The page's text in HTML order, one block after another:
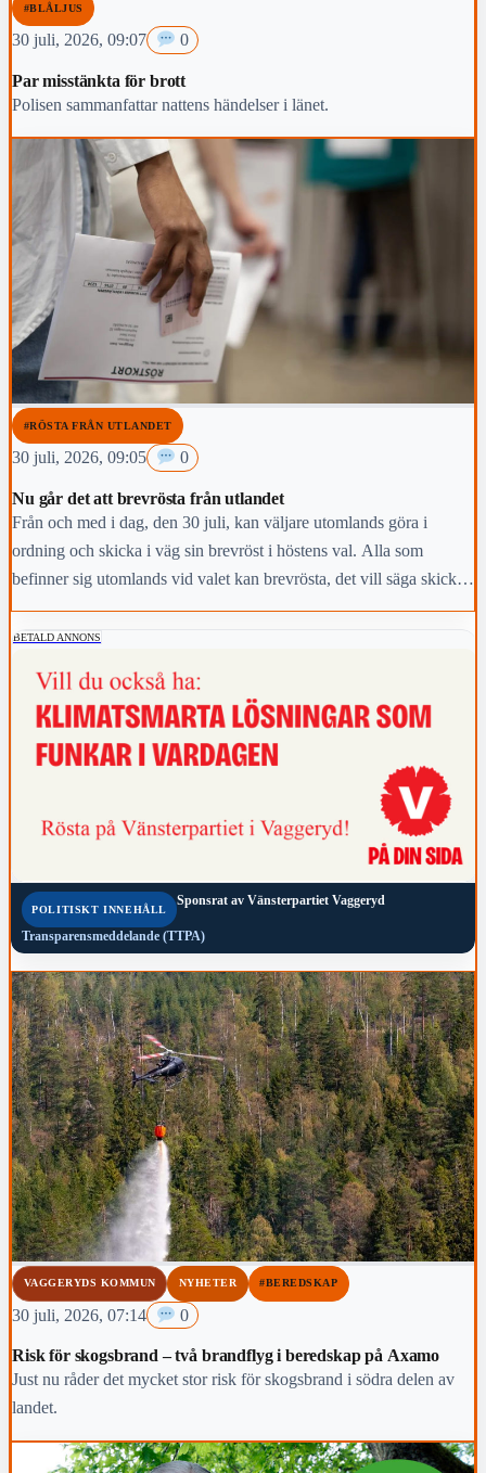
#BLÅLJUS
30 juli, 2026, 09:07 0
Par misstänkta för brott
Polisen sammanfattar nattens händelser i länet.
#RÖSTA FRÅN UTLANDET
30 juli, 2026, 09:05 0
Nu går det att brevrösta från utlandet
Från och med i dag, den 30 juli, kan väljare utomlands göra i
ordning och skicka i väg sin brevröst i höstens val. Alla som
befinner sig utomlands vid valet kan brevrösta, det vill säga skicka
sin röst med posten.
BETALD ANNONS
POLITISKT INNEHÅLL
Sponsrat av Vänsterpartiet Vaggeryd
Transparensmeddelande (TTPA)
VAGGERYDS KOMMUN NYHETER #BEREDSKAP
30 juli, 2026, 07:14 0
Risk för skogsbrand – två brandflyg i beredskap på Axamo
Just nu råder det mycket stor risk för skogsbrand i södra delen av
landet.